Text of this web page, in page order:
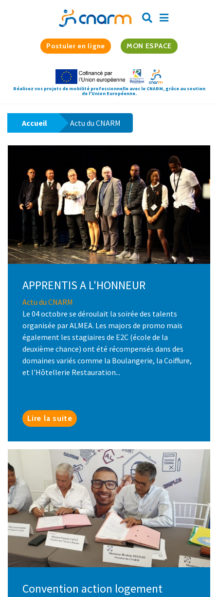
Postuler en ligne MON ESPACE
Réalisez vos projets de mobilité professionnelle avec le CNARM, grâce au soutien
de l'Union Européenne.
Accueil Actu du CNARM
APPRENTIS A L'HONNEUR
Actu du CNARM
Le 04 octobre se déroulait la soirée des talents
organisée par ALMEA. Les majors de promo mais
également les stagiaires de E2C (école de la
deuxième chance) ont été récompensés dans des
domaines variés comme la Boulangerie, la Coiffure,
et l'Hôtellerie Restauration...
Lire la suite
Convention action logement